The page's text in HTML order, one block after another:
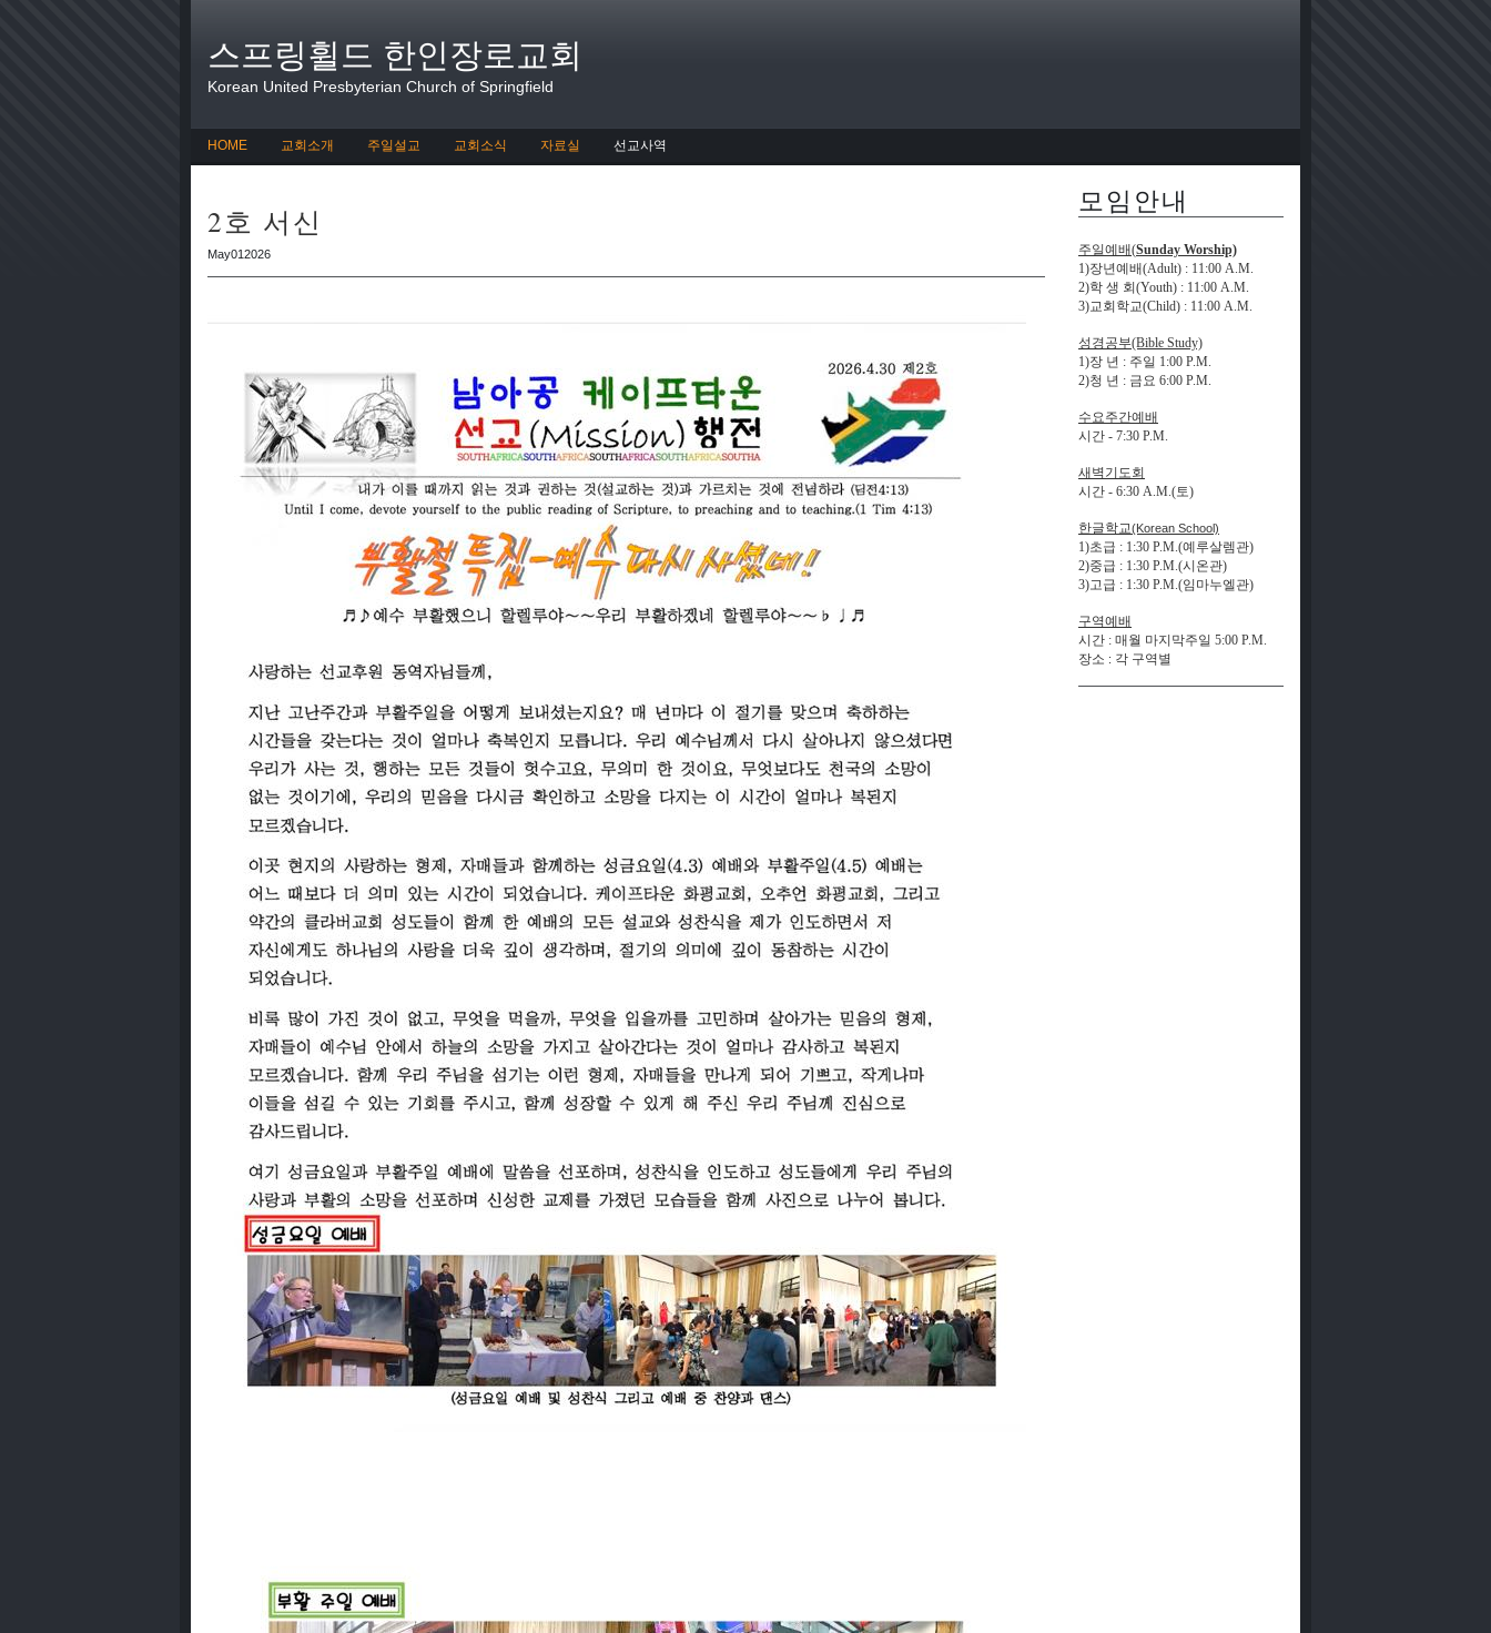
스프링휠드 한인장로교회
Korean United Presbyterian Church of Springfield
HOME 교회소개 주일설교 교회소식 자료실 선교사역
모임안내
주일예배(Sunday Worship)
1)장년예배(Adult) : 11:00 A.M.
2)학 생 회(Youth) : 11:00 A.M.
3)교회학교(Child) : 11:00 A.M.
성경공부(Bible Study)
1)장 년 : 주일 1:00 P.M.
2)청 년 : 금요 6:00 P.M.
수요주간예배
시간 - 7:30 P.M.
새벽기도회
시간 - 6:30 A.M.(토)
한글학교(Korean School)
1)초급 : 1:30 P.M.(예루살렘관)
2)중급 : 1:30 P.M.(시온관)
3)고급 : 1:30 P.M.(임 마누엘 관)
구역예배
시간 : 매월 마지막주일 5:00 P.M.
장소 : 각 구역 별
2호 서신
May012026